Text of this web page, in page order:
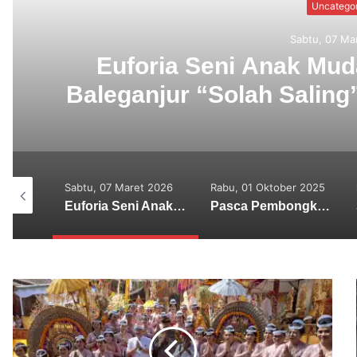
Rabu, 01
Pasca Pembongkaran
Akar Masalah dari
Rabu, 01 Oktober 2025
Pasca Pembongkaran Pagar GWK, KMHDI Bali : Akar Masalah dari Kasus Ini Harus Diusut Tuntas
Rabu, 01 Oktober 2025
Sekaa Gong Ayuning Madusuara Duta Seltim